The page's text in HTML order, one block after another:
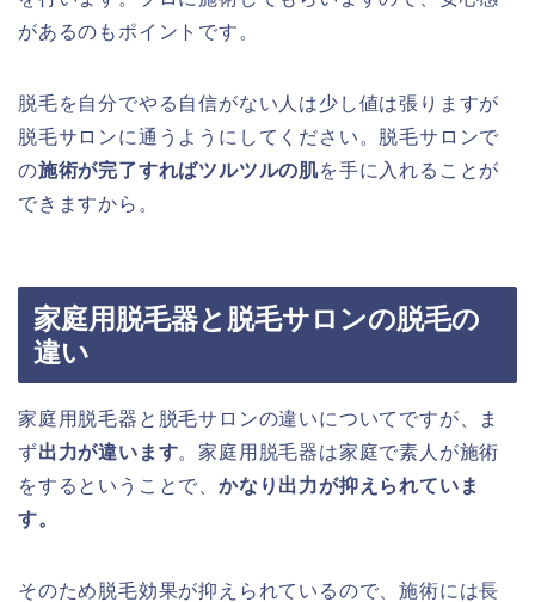
があるのもポイントです。
脱毛を自分でやる自信がない人は少し値は張りますが
脱毛サロンに通うようにしてください。脱毛サロンで
の施術が完了すればツルツルの肌を手に入れることが
できますから。
家庭用脱毛器と脱毛サロンの脱毛の
違い
家庭用脱毛器と脱毛サロンの違いについてですが、ま
ず出力が違います。家庭用脱毛器は家庭で素人が施術
をするということで、 かなり出力が抑えられていま
す。
そのため脱毛効果が抑えられているので、施術には長